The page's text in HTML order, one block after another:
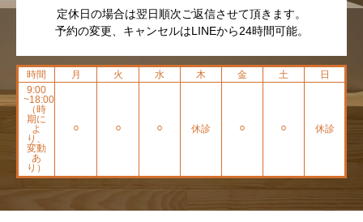
定休日の場合は翌日順次ご返信させて頂きます。
予約の変更、キャンセルはLINEから24時間可能。
時間 月 火 水 木 金 土
日
9:00
~18:00
（時
期に
よ
り、
変動
あ
り）
⚪︎ ⚪︎ ⚪︎ 休診 ⚪︎ ⚪︎ 休診